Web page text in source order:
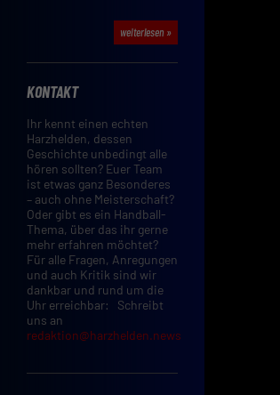
weiterlesen »
KONTAKT
Ihr kennt einen echten
Harzhelden, dessen
Geschichte unbedingt alle
hören sollten? Euer Team
ist etwas ganz Besonderes
– auch ohne Meisterschaft?
Oder gibt es ein Handball-
Thema, über das ihr gerne
mehr erfahren möchtet?
Für alle Fragen, Anregungen
und auch Kritik sind wir
dankbar und rund um die
Uhr erreichbar: Schreibt
uns an
redaktion@harzhelden.news